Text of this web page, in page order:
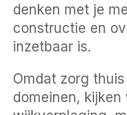
denken met je
constructie en
inzetbaar is.
Omdat zorg
domeinen,